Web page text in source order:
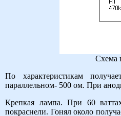
Схема
По характеристикам
параллельном- 500 ом. При
Крепкая лампа. При 60
покраснели. Гонял около